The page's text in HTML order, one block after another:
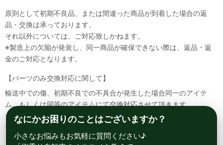
原則として初期不良品、または間違った商品が到着した場合の返
品・交換は承っております。
それ以外については、ご対応致しかねます。
※製造上の欠陥が発覚し、同一商品が確保できない際は、返品・返
金のご対応となります。
【パーツのみ交換対応に関して】
輸送中での傷、初期不良での不具合が発生した場合同一のアイテ
ム、もしくは同等のアイテムにて交換対応させて頂きます。
その場合該当部品を着払いにて返送して頂く必要が御座いますので
予めご了承ください。
なにかお困りのことはございますか？
小さなお悩みもお気軽に質問ください♪